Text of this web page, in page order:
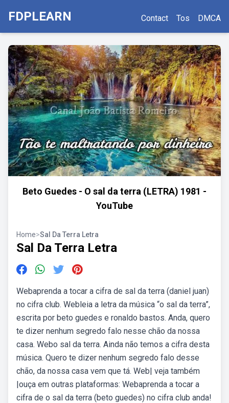
FDPLEARN Contact Tos DMCA
Beto Guedes - O sal da terra (LETRA) 1981 -
YouTube
Home>Sal Da Terra Letra
Sal Da Terra Letra
Webaprenda a tocar a cifra de sal da terra (daniel juan)
no cifra club. Webleia a letra da música “o sal da terra”,
escrita por beto guedes e ronaldo bastos. Anda, quero
te dizer nenhum segredo falo nesse chão da nossa
casa. Webo sal da terra. Ainda não temos a cifra desta
música. Quero te dizer nenhum segredo falo desse
chão, da nossa casa vem que tá. Web| veja também
|ouça em outras plataformas: Webaprenda a tocar a
cifra de o sal da terra (beto guedes) no cifra club anda!